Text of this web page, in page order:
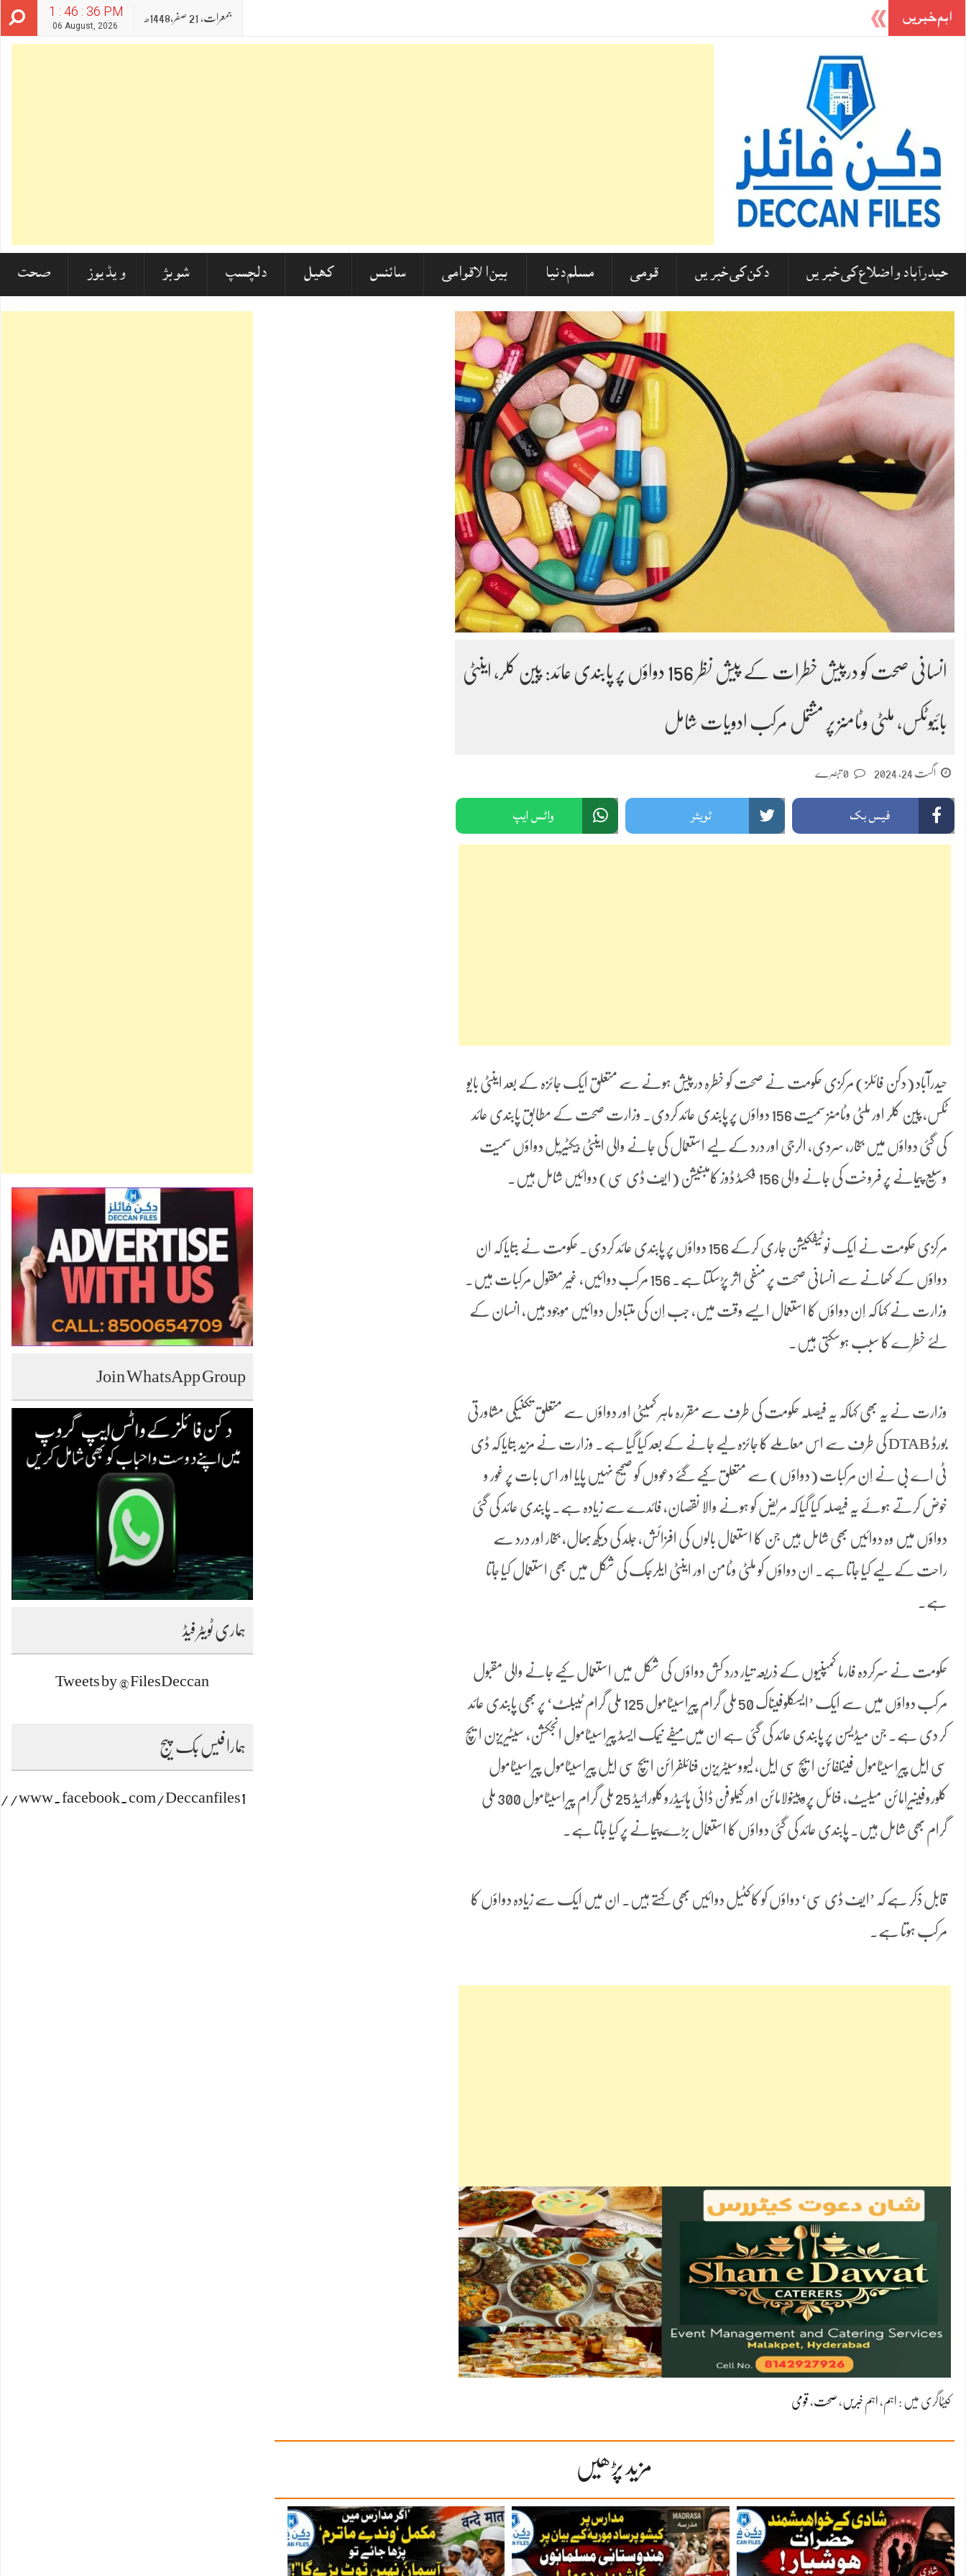
1 : 46 : 38 PM
06 August, 2026
جمعرات‬‮, 21 صفر‬,1448ھ اہم خبریں
حیدرآباد و اضلاع کی خبریں دکن کی خبریں قومی مسلم دنیا بین الاقوامی سائنس کھیل دلچسپ شوبز ویڈیوز صحت
انسانی صحت کو درپیش خطرات کے پیش نظر 156 دواؤں پر پابندی عائد: پین کلر، اینٹی
بائیوٹکس، ملٹی وٹامنز پر مشتمل مرکب ادویات شامل
اگست 24, 2024 0 تبصرے
فیس بک ٹویٹر واٹس ایپ
حیدرآباد (دکن فائلز) مرکزی حکومت نے صحت کو خطرہ درپیش ہونے سے متعلق ایک جائزہ کے بعد اینٹی بایو
ٹکس، پین کلر اور ملٹی وٹامنز سمیت 156 دواؤں پر پابندی عائد کردی۔ وزارت صحت کے مطابق پابندی عائد
کی گئی دواؤں میں بخار، سردی، الرجی اور درد کے لیے استعمال کی جانے والی اینٹی بیکٹیریل دواؤں سمیت
وسیع پیمانے پر فروخت کی جانے والی 156 فکسڈ ڈوز کامبنیشن (ایف ڈی سی) دوائیں شامل ہیں۔
مرکزی حکومت نے ایک نوٹیفکیشن جاری کرکے 156 دواؤں پر پابندی عائد کردی۔ حکومت نے بتایا کہ ان
دواؤں کے کھانے سے انسانی صحت پر منفی اثر پڑسکتا ہے۔ 156 مرکب دوائیں، غیر معقول مرکبات ہیں۔
وزارت نے کہا کہ اِن دواؤں کا استعمال ایسے وقت میں، جب اِن کی متبادل دوائیں موجود ہیں، انسان کے
لئے خطرے کا سبب ہوسکتی ہیں۔
وزارت نے یہ بھی کہاکہ یہ فیصلہ حکومت کی طرف سے مقررہ ماہر کمیٹی اور دواؤں سے متعلق تکنیکی مشاورتی
بورڈ DTAB کی طرف سے اس معاملے کا جائزہ لیے جانے کے بعد کیا گیا ہے۔ وزارت نے مزید بتایا کہ ڈی
ٹی اے بی نے اِن مرکبات (دواؤں) سے متعلق کیے گئے دعووں کو صحیح نہیں پایا اور اس بات پر غور و
خوض کرتے ہوئے یہ فیصلہ کیا گیا کہ مریض کو ہونے والا نقصان، فائدے سے زیادہ ہے۔ پابندی عائد کی گئی
دواؤں میں وہ دوائیں بھی شامل ہیں جن کا استعمال بالوں کی افزائش، جِلد کی دیکھ بھال، بخار اور درد سے
راحت کے لیے کیا جاتا ہے۔ ان دواؤں کو ملٹی وٹامن اور اینٹی ایلرجک کی شکل میں بھی استعمال کیا جاتا
ہے۔
حکومت نے سرکردہ فارما کمپنیوں کے ذریعہ تیار درد کش دواؤں کی شکل میں استعمال کیے جانے والی مقبول
مرکب دواؤں میں سے ایک ’ایسکلوفیناک 50 ملی گرام پیراسیٹامول 125 ملی گرام ٹیبلٹ‘ پر بھی پابندی عائد
کر دی ہے۔ جن میڈیسن پر پابندی عائد کی گئی ہے ان میں میفے نیمک ایسڈ پیراسیٹامول انجکشن، سیٹیریزن ایچ
سی ایل پیراسیٹامول فینلفائن ایچ سی ایل، لیووسیٹریزن فنائلفرائن ایچ سی ایل پیراسیٹامول پیراسیٹامول
کلوروفینیرامائن میلیٹ، فنائل پروپینولامائن اور کیملوفن ڈائی ہائیڈروکلورائیڈ 25 ملی گرام پیراسیٹامول 300 ملی
گرام بھی شامل ہیں۔ پابندی عائد کی گئی دواؤں کا استعمال بڑے پیمانے پر کیا جاتا ہے۔
قابل ذکر ہے کہ ’ایف ڈی سی‘ دواؤں کو کاکٹیل دوائیں بھی کہتے ہیں۔ ان میں ایک سے زیادہ دواؤں کا
مرکب ہوتا ہے۔
کیٹاگری میں : اہم، اہم خبریں، صحت، قومی
مزید پڑھیں
Join WhatsApp Group
ہماری ٹویٹر فیڈ
Tweets by @FilesDeccan
ہمارا فیس بک پیج
www.facebook.com/Deccanfiles1